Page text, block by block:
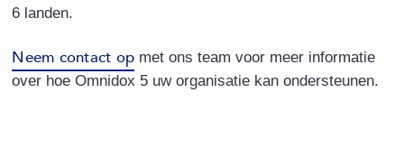
6 landen.
Neem contact op met ons team voor meer informatie
over hoe Omnidox 5 uw organisatie kan ondersteunen.